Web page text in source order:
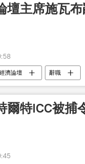
壇主席施瓦
濟論壇 辭職
爾特ICC被捕